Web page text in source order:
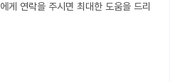
연락을 주시면 최대한 도움을 드리